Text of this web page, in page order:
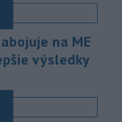
vyššia
dobré držať sa
používaťna ME
výsledky